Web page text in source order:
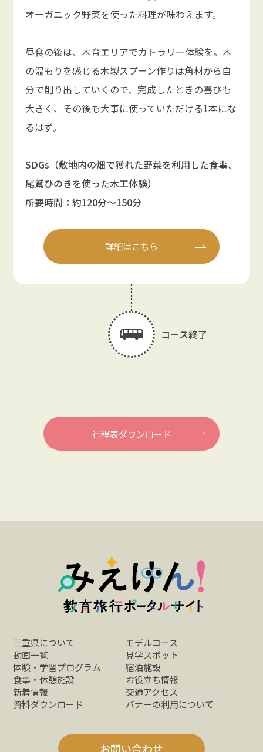
オーガニック野菜を使った料理が味わえます。
昼食の後は、木育エリアでカトラリー体験を。木
の温もりを感じる木製スプーン作りは角材から自
分で削り出していくので、完成したときの喜びも
大きく、その後も大事に使っていただける1本にな
るはず。
SDGs（敷地内の畑で獲れた野菜を利用した食事、
尾鷲ひのきを使った木工体験）
所要時間：約120分〜150分
詳細はこちら
コース終了
行程表ダウンロード
三重県について
モデルコース
動画一覧
見学スポット
体験・学習プログラム
宿泊施設
食事・休憩施設
お役立ち情報
新着情報
交通アクセス
資料ダウンロード
バナーの利用について
お問い合わせ